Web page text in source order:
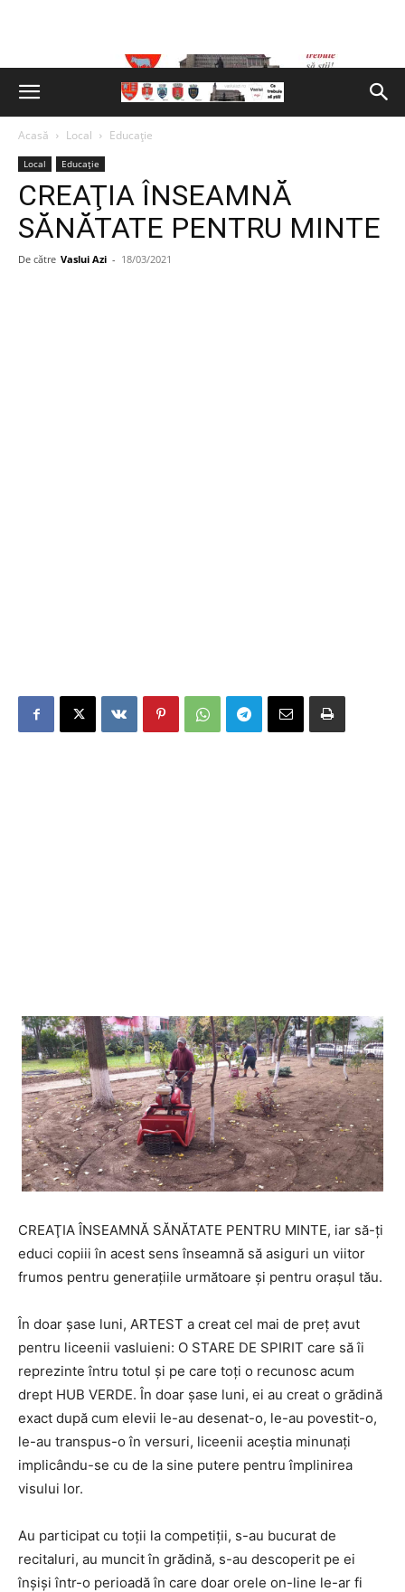
Acasă Local Educație
Local Educație
CREAŢIA ÎNSEAMNĂ
SĂNĂTATE PENTRU MINTE
De către Vaslui Azi - 18/03/2021
CREAŢIA ÎNSEAMNĂ SĂNĂTATE PENTRU MINTE, iar să-ţi
educi copiii în acest sens înseamnă să asiguri un viitor
frumos pentru generaţiile următoare şi pentru oraşul tău.
În doar şase luni, ARTEST a creat cel mai de preţ avut
pentru liceenii vasluieni: O STARE DE SPIRIT care să îi
reprezinte întru totul şi pe care toţi o recunosc acum
drept HUB VERDE. În doar şase luni, ei au creat o grădină
exact după cum elevii le-au desenat-o, le-au povestit-o,
le-au transpus-o în versuri, liceenii aceştia minunaţi
implicându-se cu de la sine putere pentru împlinirea
visului lor.
Au participat cu toţii la competiţii, s-au bucurat de
recitaluri, au muncit în grădină, s-au descoperit pe ei
înşişi într-o perioadă în care doar orele on-line le-ar fi